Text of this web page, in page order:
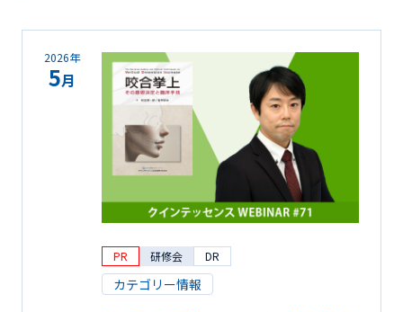
2026年
5月
PR 研修会 DR
カテゴリー情報